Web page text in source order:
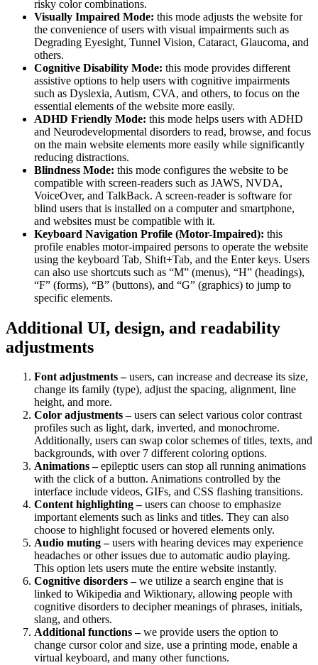
risky color combinations.
Visually Impaired Mode: this mode adjusts the website for
the convenience of users with visual impairments such as
Degrading Eyesight, Tunnel Vision, Cataract, Glaucoma, and
others.
Cognitive Disability Mode: this mode provides different
assistive options to help users with cognitive impairments
such as Dyslexia, Autism, CVA, and others, to focus on the
essential elements of the website more easily.
ADHD Friendly Mode: this mode helps users with ADHD
and Neurodevelopmental disorders to read, browse, and focus
on the main website elements more easily while significantly
reducing distractions.
Blindness Mode: this mode configures the website to be
compatible with screen-readers such as JAWS, NVDA,
VoiceOver, and TalkBack. A screen-reader is software for
blind users that is installed on a computer and smartphone,
and websites must be compatible with it.
Keyboard Navigation Profile (Motor-Impaired): this
profile enables motor-impaired persons to operate the website
using the keyboard Tab, Shift+Tab, and the Enter keys. Users
can also use shortcuts such as “M” (menus), “H” (headings),
“F” (forms), “B” (buttons), and “G” (graphics) to jump to
specific elements.
Additional UI, design, and readability
adjustments
Font adjustments –users, can increase and decrease its size,
change its family (type), adjust the spacing, alignment, line
height, and more.
Color adjustments –users can select various color contrast
profiles such as light, dark, inverted, and monochrome.
Additionally, users can swap color schemes of titles, texts, and
backgrounds, with over 7 different coloring options.
Animations –epileptic users can stop all running animations
with the click of a button. Animations controlled by the
interface include videos, GIFs, and CSS flashing transitions.
Content highlighting –users can choose to emphasize
important elements such as links and titles. They can also
choose to highlight focused or hovered elements only.
Audio muting –users with hearing devices may experience
headaches or other issues due to automatic audio playing.
This option lets users mute the entire website instantly.
Cognitive disorders –we utilize a search engine that is
linked to Wikipedia and Wiktionary, allowing people with
cognitive disorders to decipher meanings of phrases, initials,
slang, and others.
Additional functions –we provide users the option to
change cursor color and size, use a printing mode, enable a
virtual keyboard, and many other functions.